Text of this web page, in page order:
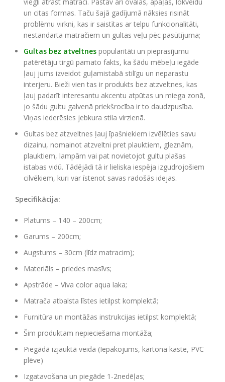
viegli atrast matraci. Pastāv arī ovālas, apaļas, lokveidu
un citas formas. Taču šajā gadījumā nāksies risināt
problēmu virkni, kas ir saistītas ar telpu funkcionalitāti,
nestandarta matračiem un gultas veļu pēc pasūtījuma;
Gultas bez atveltnes popularitāti un pieprasījumu
patērētāju tirgū pamato fakts, ka šādu mēbeļu iegāde
ļauj jums izveidot guļamistabā stilīgu un neparastu
interjeru. Bieži vien tas ir produkts bez atzveltnes, kas
ļauj padarīt interesantu akcentu atpūtas un miega zonā,
jo šādu gultu galvenā priekšrocība ir to daudzpusība.
Viņas iederēsies jebkura stila virzienā.
Gultas bez atzveltnes ļauj īpašniekiem izvēlēties savu
dizainu, nomainot atzveltni pret plauktiem, gleznām,
plauktiem, lampām vai pat novietojot gultu plašas
istabas vidū. Tādējādi tā ir lieliska iespēja izgudrojošiem
cilvēkiem, kuri var īstenot savas radošās idejas.
Specifikācija:
Platums – 140 – 200cm;
Garums – 200cm;
Augstums – 30cm (līdz matracim);
Materiāls – priedes masīvs;
Apstrāde – Viva color aqua laka;
Matrača atbalsta līstes ietilpst komplektā;
Furnitūra un montāžas instrukcijas ietilpst komplektā;
Šim produktam nepieciešama montāža;
Piegādā izjauktā veidā (Iepakojums, kartona kaste, PVC
plēve)
Izgatavošana un piegāde 1-2nedēļas;